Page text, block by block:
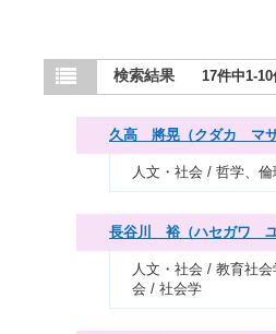
検索結果 17件中1-10
久高 將晃（クダカ マサ
人文・社会 / 哲学、倫
長谷川 裕（ハセガワ ユ
人文・社会 / 教育社
会 / 社会学